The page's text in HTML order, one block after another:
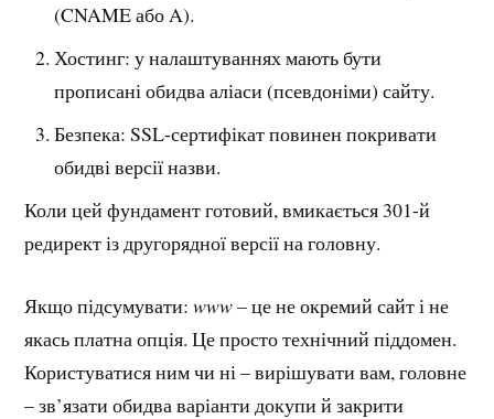
(CNAME або A).
Хостинг: у налаштуваннях мають бути
прописані обидва аліаси (псевдоніми) сайту.
Безпека: SSL-сертифікат повинен покривати
обидві версії назви.
Коли цей фундамент готовий, вмикається 301-й
редирект із другорядної версії на головну.
Якщо підсумувати:www– це не окремий сайт і не
якась платна опція. Це просто технічний піддомен.
Користуватися ним чи ні – вирішувати вам, головне
– зв’язати обидва варіанти докупи й закрити